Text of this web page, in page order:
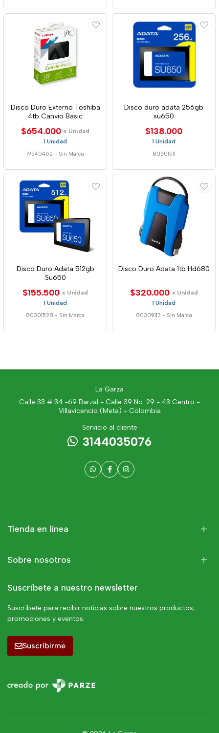
Disco Duro Externo Toshiba
4tb Canvio Basic
$654.000 x Unidad
1 Unidad
19540462 - Sin Marca
Disco duro adata 256gb
su650
$138.000
1 Unidad
80301511
Disco Duro Adata 512gb
Su650
$155.500 x Unidad
1 Unidad
80301528 - Sin Marca
Disco Duro Adata 1tb Hd680
$320.000 x Unidad
1 Unidad
80309113 - Sin Marca
La Garza
Calle 33 # 34 -69 Barzal - Calle 39 No. 29 - 43 Centro -
Villavicencio (Meta) - Colombia
Servicio al cliente
3144035076
Tienda en línea
Sobre nosotros
Suscríbete a nuestro newsletter
Suscríbete para recibir noticias sobre nuestros productos,
promociones y eventos.
Suscribirme